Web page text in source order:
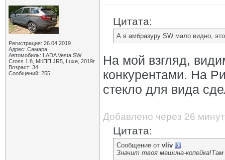
Регистрация: 26.04.2019
Адрес: Самара
Автомобиль: LADA Vesta SW
Cross 1.8, МКПП JR5, Luxe, 2019г
Возраст: 34
Сообщений: 255
Цитата:
А в амбразуру SW мало видно,
На мой взгляд,
конкурентами. На
стекло для вида
Добавлено через 26 минут
Цитата:
Сообщение от vliv
Значит твоя машина-